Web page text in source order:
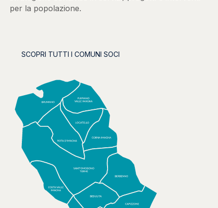
per la popolazione.
SCOPRI TUTTI I COMUNI SOCI